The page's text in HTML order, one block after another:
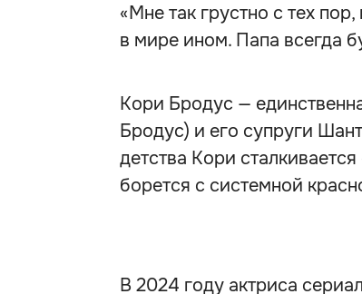
«Мне так грустно с тех
в мире ином. Папа всегда
Кори Бродус —
Бродус) и его супруги
детства Кори
борется с системной
В 2024 году актриса